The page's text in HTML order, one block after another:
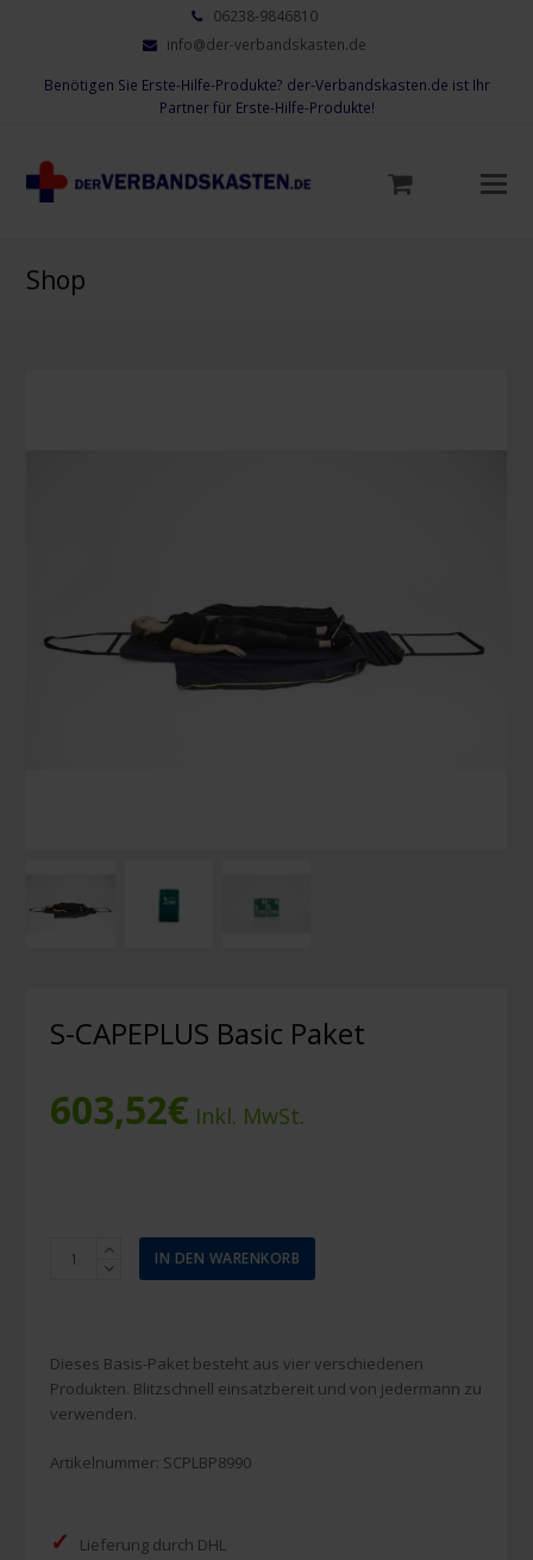
06238-9846810
info@der-verbandskasten.de
Benötigen Sie Erste-Hilfe-Produkte? der-Verbandskasten.de ist Ihr
Partner für Erste-Hilfe-Produkte!
Shop
S-CAPEPLUS Basic Paket
603,52€ Inkl. MwSt.
CAPEPLUS
IN DEN WARENKORB
Dieses Basis-Paket besteht aus vier verschiedenen
Produkten. Blitzschnell einsatzbereit und von jedermann zu
verwenden.
Artikelnummer: SCPLBP8990
✓ Lieferung durch DHL